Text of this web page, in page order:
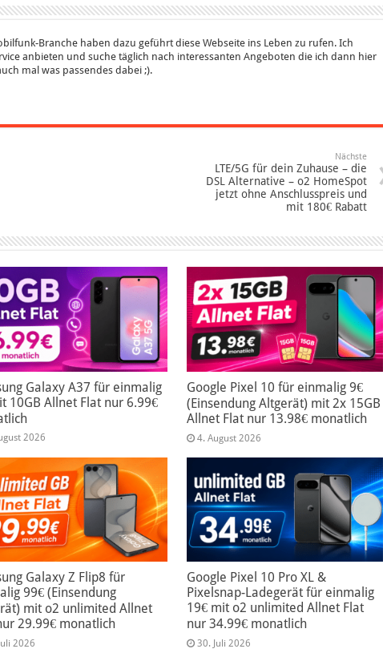
Branche haben dazu geführt diese Webseite ins Leben zu rufen. Ich
anbieten und suche täglich nach interessanten Angeboten die ich dann hier
mal was passendes dabei ;).
Nächste
LTE/5G für dein Zuhause – die
DSL Alternative – o2 HomeSpot
jetzt ohne Anschlusspreis und
mit 180€ Rabatt
Galaxy A37 für einmalig
10GB Allnet Flat nur 6.99€
2026
Google Pixel 10 für einmalig 9€
(Einsendung Altgerät) mit 2x 15GB
Allnet Flat nur 13.98€ monatlich
4. August 2026
Galaxy Z Flip8 für
99€ (Einsendung
mit o2 unlimited Allnet
29.99€ monatlich
2026
Google Pixel 10 Pro XL &
Pixelsnap-Ladegerät für einmalig
19€ mit o2 unlimited Allnet Flat
nur 34.99€ monatlich
30. Juli 2026